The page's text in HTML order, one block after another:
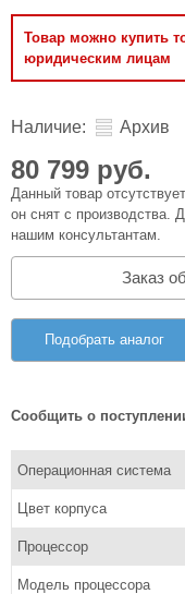
Товар можно купить
юридическим лицам
Наличие: Архив
80 799 руб.
Данный товар
он снят с производства.
нашим консультантам.
Заказ
Подобрать аналог
Сообщить о
Операционная система
Цвет корпуса
Процессор
Модель процессора